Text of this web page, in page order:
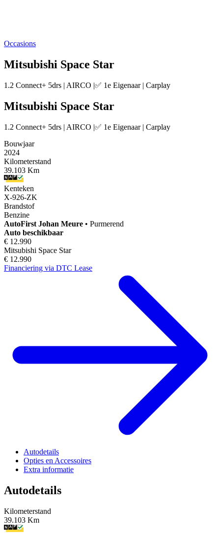
Occasions
Mitsubishi Space Star
1.2 Connect+ 5drs | AIRCO |✅ 1e Eigenaar | Carplay
Mitsubishi Space Star
1.2 Connect+ 5drs | AIRCO |✅ 1e Eigenaar | Carplay
Bouwjaar
2024
Kilometerstand
39.103 Km
Kenteken
X-926-ZK
Brandstof
Benzine
AutoFirst Johan Meure • Purmerend
Auto beschikbaar
€ 12.990
Mitsubishi Space Star
€ 12.990
Financiering via DTC Lease
Autodetails
Opties en Accessoires
Extra informatie
Autodetails
Kilometerstand
39.103 Km